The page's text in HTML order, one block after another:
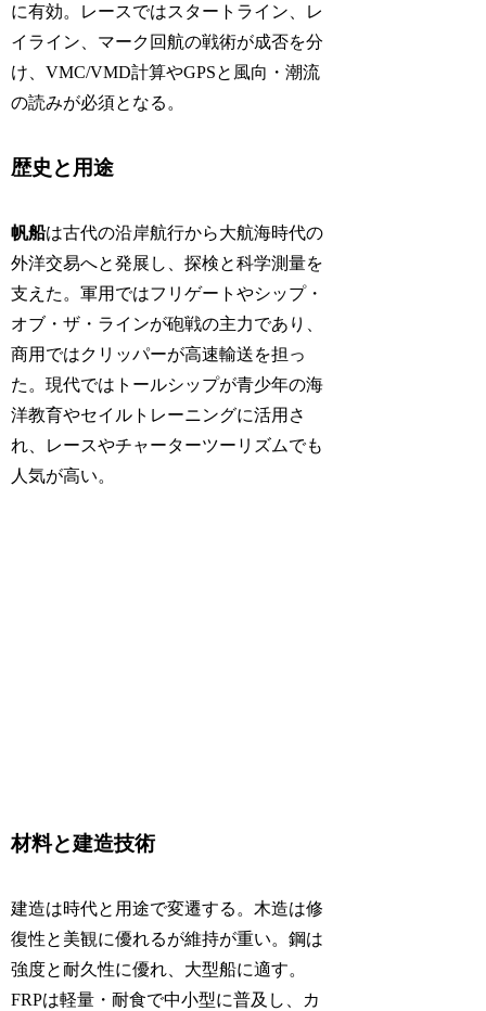
に有効。レースではスタートライン、レ
イライン、マーク回航の戦術が成否を分
け、VMC/VMD計算やGPSと風向・潮流
の読みが必須となる。
歴史と用途
帆船は古代の沿岸航行から大航海時代の
外洋交易へと発展し、探検と科学測量を
支えた。軍用ではフリゲートやシップ・
オブ・ザ・ラインが砲戦の主力であり、
商用ではクリッパーが高速輸送を担っ
た。現代ではトールシップが青少年の海
洋教育やセイルトレーニングに活用さ
れ、レースやチャーターツーリズムでも
人気が高い。
材料と建造技術
建造は時代と用途で変遷する。木造は修
復性と美観に優れるが維持が重い。鋼は
強度と耐久性に優れ、大型船に適す。
FRPは軽量・耐食で中小型に普及し、カ